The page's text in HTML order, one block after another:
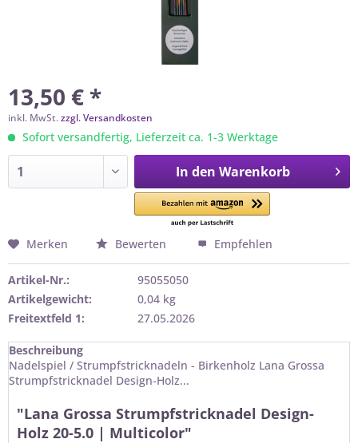
13,50 € *
inkl. MwSt.zzgl. Versandkosten
Sofort versandfertig, Lieferzeit ca. 1-3 Werktage
In den Warenkorb
Merken Bewerten Empfehlen
Artikel-Nr.:
95055050
Artikelgewicht:
0,04 kg
Freitextfeld 1:
27.05.2026
Beschreibung
Nadelspiel / Strumpfstricknadeln - Birkenholz Lana Grossa
Strumpfstricknadel Design-Holz...
"Lana Grossa Strumpfstricknadel Design-
Holz 20-5.0 | Multicolor"